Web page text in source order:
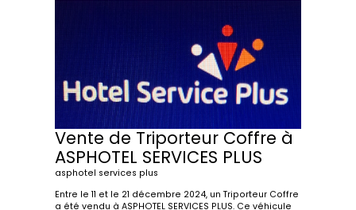
Vente de Triporteur Coffre à
ASPHOTEL SERVICES PLUS
asphotel services plus
Entre le 11 et le 21 décembre 2024, un Triporteur Coffre
a été vendu à ASPHOTEL SERVICES PLUS. Ce véhicule